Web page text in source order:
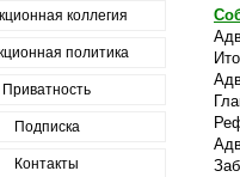
коллегия
политика
Приватность
Подписка
Контакты